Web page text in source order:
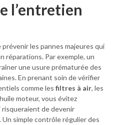
l’entretien
les pannes majeures qui
réparations. Par exemple, un
une usure prématurée des
En prenant soin de vérifier
comme les filtres à air, les
moteur, vous évitez
risqueraient de devenir
simple contrôle régulier des